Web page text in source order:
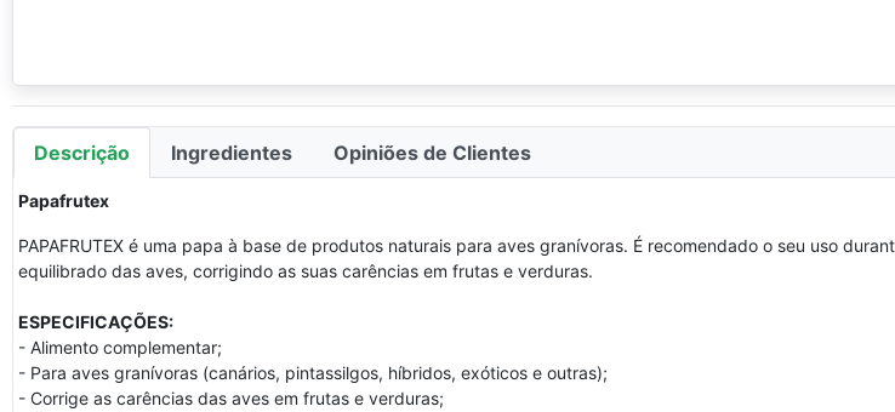
Descrição Ingredientes Opiniões de Clientes
Papafrutex
PAPAFRUTEX é uma papa à base de produtos naturais para aves granívoras. É recomendado o seu uso
equilibrado das aves, corrigindo as suas carências em frutas e verduras.
ESPECIFICAÇÕES:
- Alimento complementar;
- Para aves granívoras (canários, pintassilgos, híbridos, exóticos e outras);
- Corrige as carências das aves em frutas e verduras;